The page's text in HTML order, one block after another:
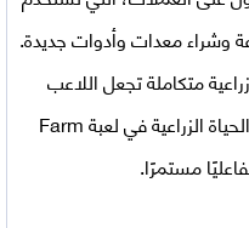
وشراء معدات وأدوات جديدة.
متكاملة تجعل اللاعب
الزراعية في
لعبة Farm
مستمرًا.